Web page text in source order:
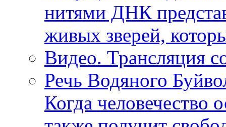
нитями ДНК
живых зверей,
Видео. Трансляция
Речь Водяного
Когда человечество